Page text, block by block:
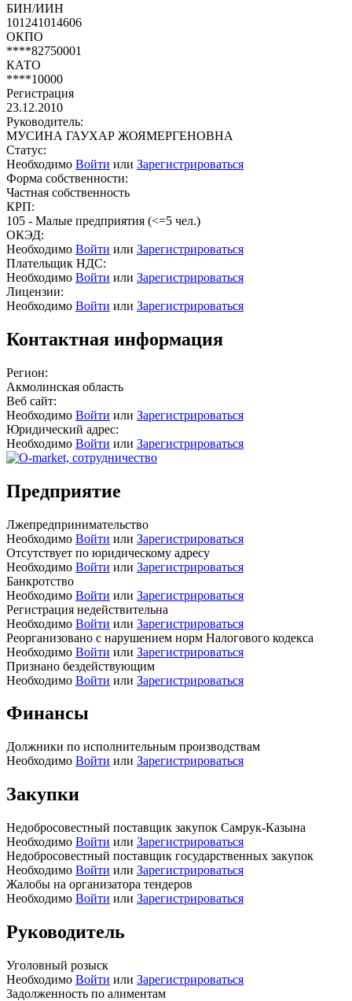
БИН/ИИН
101241014606
ОКПО
****82750001
КАТО
****10000
Регистрация
23.12.2010
Руководитель:
МУСИНА ГАУХАР ЖОЯМЕРГЕНОВНА
Статус:
Необходимо Войти или Зарегистрироваться
Форма собственности:
Частная собственность
КРП:
105 - Малые предприятия (<=5 чел.)
ОКЭД:
Необходимо Войти или Зарегистрироваться
Плательщик НДС:
Необходимо Войти или Зарегистрироваться
Лицензии:
Необходимо Войти или Зарегистрироваться
Контактная информация
Регион:
Акмолинская область
Веб сайт:
Необходимо Войти или Зарегистрироваться
Юридический адрес:
Необходимо Войти или Зарегистрироваться
Предприятие
Лжепредпринимательство
Необходимо Войти или Зарегистрироваться
Отсутствует по юридическому адресу
Необходимо Войти или Зарегистрироваться
Банкротство
Необходимо Войти или Зарегистрироваться
Регистрация недействительна
Необходимо Войти или Зарегистрироваться
Реорганизовано с нарушением норм Налогового кодекса
Необходимо Войти или Зарегистрироваться
Признано бездействующим
Необходимо Войти или Зарегистрироваться
Финансы
Должники по исполнительным производствам
Необходимо Войти или Зарегистрироваться
Закупки
Недобросовестный поставщик закупок Самрук-Казына
Необходимо Войти или Зарегистрироваться
Недобросовестный поставщик государственных закупок
Необходимо Войти или Зарегистрироваться
Жалобы на организатора тендеров
Необходимо Войти или Зарегистрироваться
Руководитель
Уголовный розыск
Необходимо Войти или Зарегистрироваться
Задолженность по алиментам